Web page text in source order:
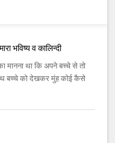
भविष्य व कालिन्दी
मानना था कि अपने बच्‍चे से तो
बच्‍चे को देखकर मुंह कोई कैसे